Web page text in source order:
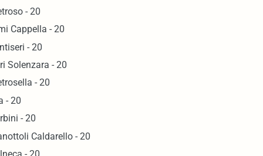
- 20
Cappella - 20
- 20
Solenzara - 20
- 20
- 20
- 20
Caldarello - 20